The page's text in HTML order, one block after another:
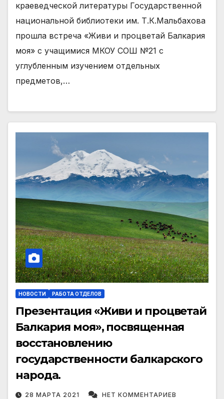
краеведческой литературы Государственной
национальной библиотеки им. Т.К.Мальбахова
прошла встреча «Живи и процветай Балкария
моя» с учащимися МКОУ СОШ №21 с
углубленным изучением отдельных
предметов,…
НОВОСТИ РАБОТА ОТДЕЛОВ
Презентация «Живи и процветай
Балкария моя», посвященная
восстановлению
государственности балкарского
народа.
28 МАРТА 2021 НЕТ КОММЕНТАРИЕВ